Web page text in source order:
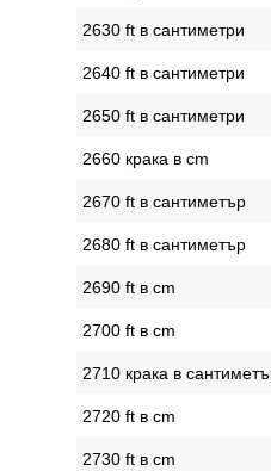
2630 ft в сантиметри
2640 ft в сантиметри
2650 ft в сантиметри
2660 крака в cm
2670 ft в сантиметър
2680 ft в сантиметър
2690 ft в cm
2700 ft в cm
2710 крака в
2720 ft в cm
2730 ft в cm